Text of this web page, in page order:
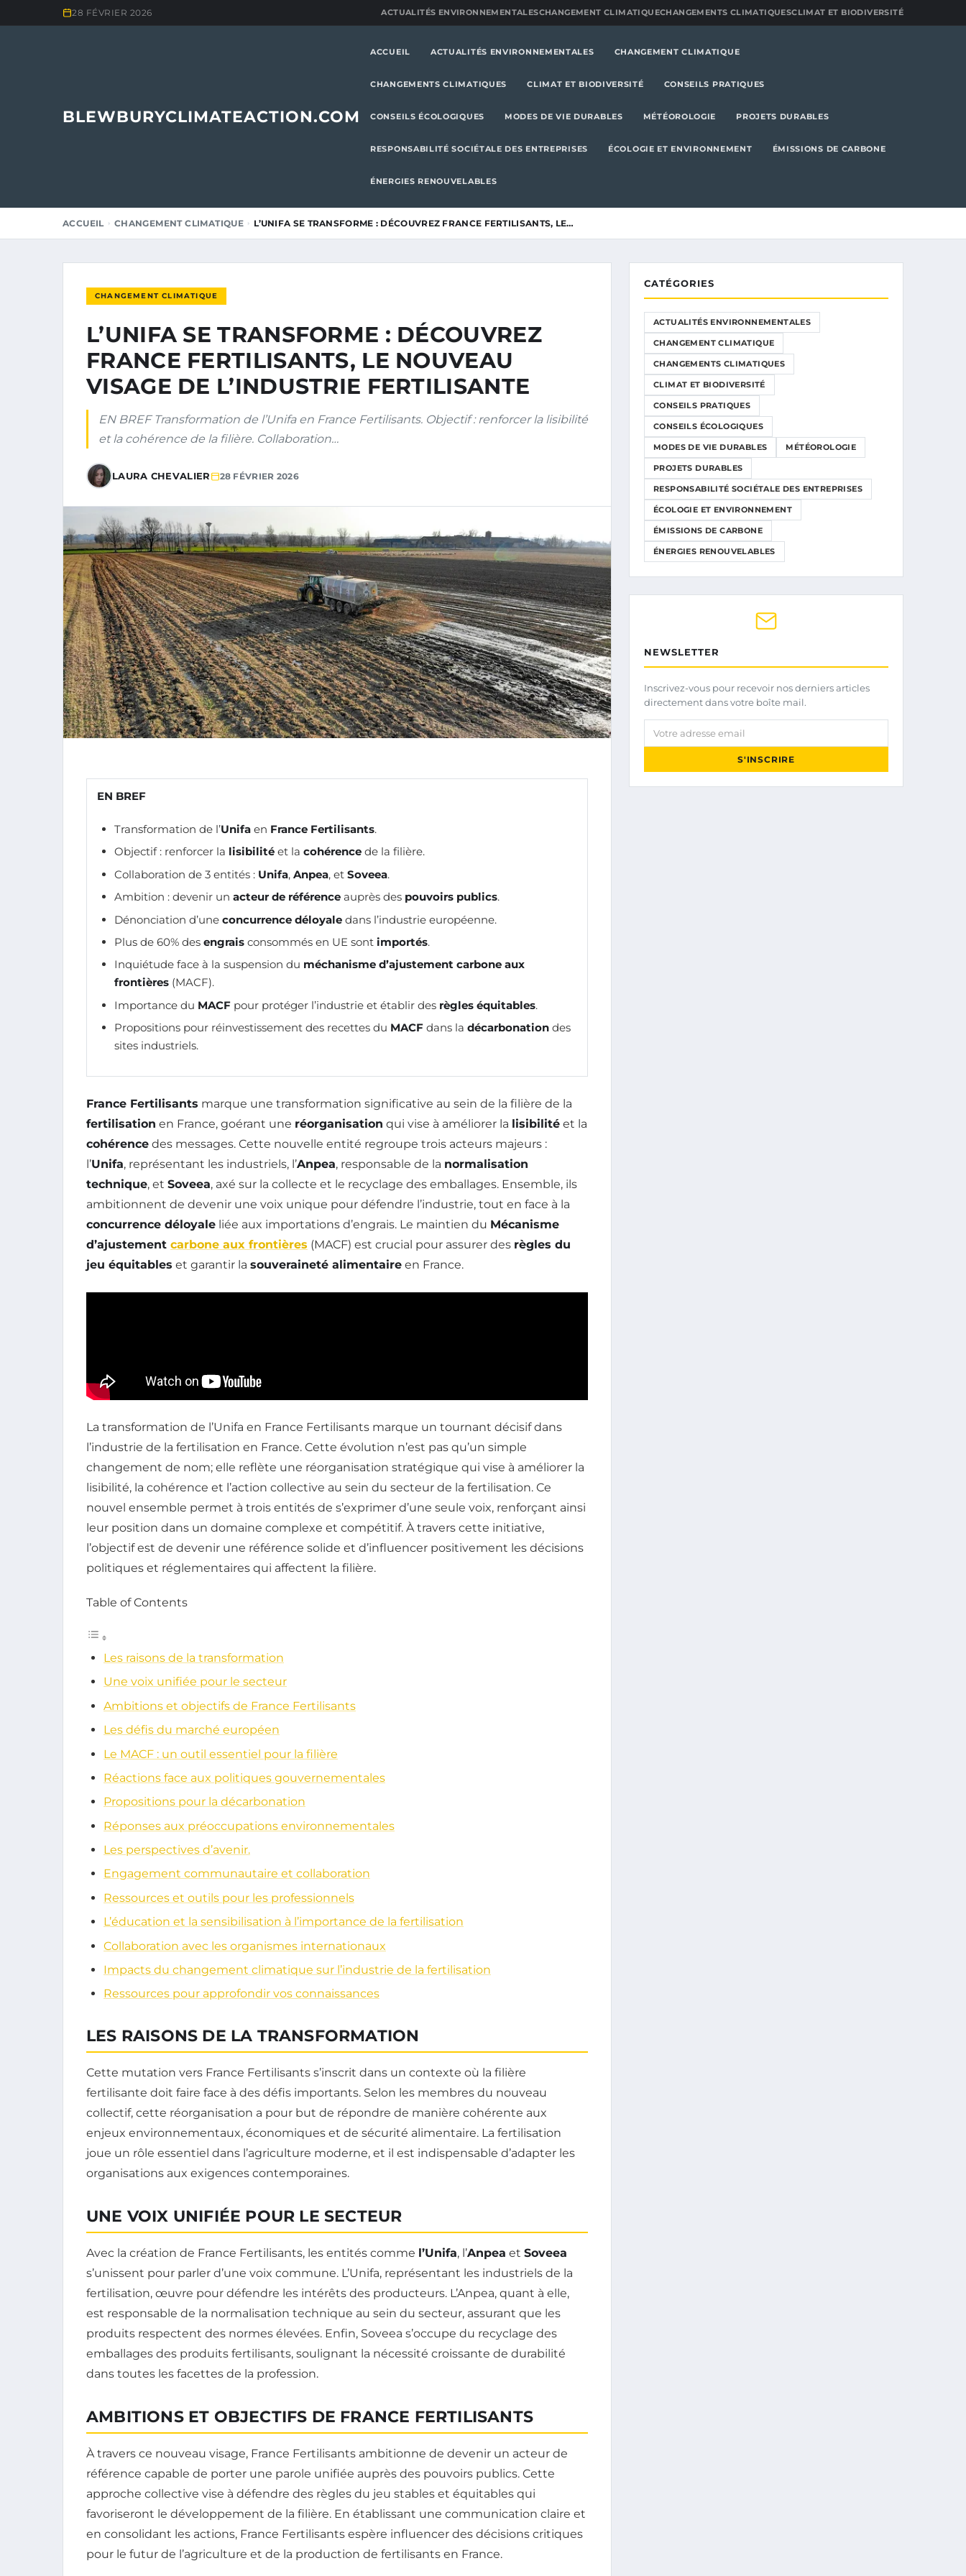
28 FÉVRIER 2026 ACTUALITÉS ENVIRONNEMENTALESCHANGEMENT CLIMATIQUECHANGEMENTS CLIMATIQUESCLIMAT ET BIODIVERSITÉ
BLEWBURYCLIMATEACTION.COM
ACCUEIL ACTUALITÉS ENVIRONNEMENTALES CHANGEMENT CLIMATIQUE
CHANGEMENTS CLIMATIQUES CLIMAT ET BIODIVERSITÉ CONSEILS PRATIQUES
CONSEILS ÉCOLOGIQUES MODES DE VIE DURABLES MÉTÉOROLOGIE PROJETS DURABLES
RESPONSABILITÉ SOCIÉTALE DES ENTREPRISES ÉCOLOGIE ET ENVIRONNEMENT ÉMISSIONS DE CARBONE
ÉNERGIES RENOUVELABLES
ACCUEIL CHANGEMENT CLIMATIQUE L’UNIFA SE TRANSFORME : DÉCOUVREZ FRANCE FERTILISANTS, LE…
CHANGEMENT CLIMATIQUE
L’UNIFA SE TRANSFORME : DÉCOUVREZ
FRANCE FERTILISANTS, LE NOUVEAU
VISAGE DE L’INDUSTRIE FERTILISANTE
EN BREF Transformation de l’Unifa en France Fertilisants. Objectif : renforcer la lisibilité
et la cohérence de la filière. Collaboration…
LAURA CHEVALIER 28 FÉVRIER 2026
EN BREF
Transformation de l’Unifa en France Fertilisants.
Objectif : renforcer la lisibilité et la cohérence de la filière.
Collaboration de 3 entités : Unifa, Anpea, et Soveea.
Ambition : devenir un acteur de référence auprès des pouvoirs publics.
Dénonciation d’une concurrence déloyale dans l’industrie européenne.
Plus de 60% des engrais consommés en UE sont importés.
Inquiétude face à la suspension du méchanisme d’ajustement carbone aux
frontières (MACF).
Importance du MACF pour protéger l’industrie et établir des règles équitables.
Propositions pour réinvestissement des recettes du MACF dans la décarbonation des
sites industriels.
France Fertilisants marque une transformation significative au sein de la filière de la
fertilisation en France, goérant une réorganisation qui vise à améliorer la lisibilité et la
cohérence des messages. Cette nouvelle entité regroupe trois acteurs majeurs :
l’Unifa, représentant les industriels, l’Anpea, responsable de la normalisation
technique, et Soveea, axé sur la collecte et le recyclage des emballages. Ensemble, ils
ambitionnent de devenir une voix unique pour défendre l’industrie, tout en face à la
concurrence déloyale liée aux importations d’engrais. Le maintien du Mécanisme
d’ajustement carbone aux frontières (MACF) est crucial pour assurer des règles du
jeu équitables et garantir la souveraineté alimentaire en France.
La transformation de l’Unifa en France Fertilisants marque un tournant décisif dans
l’industrie de la fertilisation en France. Cette évolution n’est pas qu’un simple
changement de nom; elle reflète une réorganisation stratégique qui vise à améliorer la
lisibilité, la cohérence et l’action collective au sein du secteur de la fertilisation. Ce
nouvel ensemble permet à trois entités de s’exprimer d’une seule voix, renforçant ainsi
leur position dans un domaine complexe et compétitif. À travers cette initiative,
l’objectif est de devenir une référence solide et d’influencer positivement les décisions
politiques et réglementaires qui affectent la filière.
Table of Contents
Les raisons de la transformation
Une voix unifiée pour le secteur
Ambitions et objectifs de France Fertilisants
Les défis du marché européen
Le MACF : un outil essentiel pour la filière
Réactions face aux politiques gouvernementales
Propositions pour la décarbonation
Réponses aux préoccupations environnementales
Les perspectives d’avenir.
Engagement communautaire et collaboration
Ressources et outils pour les professionnels
L’éducation et la sensibilisation à l’importance de la fertilisation
Collaboration avec les organismes internationaux
Impacts du changement climatique sur l’industrie de la fertilisation
Ressources pour approfondir vos connaissances
LES RAISONS DE LA TRANSFORMATION
Cette mutation vers France Fertilisants s’inscrit dans un contexte où la filière
fertilisante doit faire face à des défis importants. Selon les membres du nouveau
collectif, cette réorganisation a pour but de répondre de manière cohérente aux
enjeux environnementaux, économiques et de sécurité alimentaire. La fertilisation
joue un rôle essentiel dans l’agriculture moderne, et il est indispensable d’adapter les
organisations aux exigences contemporaines.
UNE VOIX UNIFIÉE POUR LE SECTEUR
Avec la création de France Fertilisants, les entités comme l’Unifa, l’Anpea et Soveea
s’unissent pour parler d’une voix commune. L’Unifa, représentant les industriels de la
fertilisation, œuvre pour défendre les intérêts des producteurs. L’Anpea, quant à elle,
est responsable de la normalisation technique au sein du secteur, assurant que les
produits respectent des normes élevées. Enfin, Soveea s’occupe du recyclage des
emballages des produits fertilisants, soulignant la nécessité croissante de durabilité
dans toutes les facettes de la profession.
AMBITIONS ET OBJECTIFS DE FRANCE FERTILISANTS
À travers ce nouveau visage, France Fertilisants ambitionne de devenir un acteur de
référence capable de porter une parole unifiée auprès des pouvoirs publics. Cette
approche collective vise à défendre des règles du jeu stables et équitables qui
favoriseront le développement de la filière. En établissant une communication claire et
en consolidant les actions, France Fertilisants espère influencer des décisions critiques
pour le futur de l’agriculture et de la production de fertilisants en France.
CATÉGORIES
ACTUALITÉS ENVIRONNEMENTALES
CHANGEMENT CLIMATIQUE
CHANGEMENTS CLIMATIQUES
CLIMAT ET BIODIVERSITÉ
CONSEILS PRATIQUES
CONSEILS ÉCOLOGIQUES
MODES DE VIE DURABLES MÉTÉOROLOGIE
PROJETS DURABLES
RESPONSABILITÉ SOCIÉTALE DES ENTREPRISES
ÉCOLOGIE ET ENVIRONNEMENT
ÉMISSIONS DE CARBONE
ÉNERGIES RENOUVELABLES
NEWSLETTER
Inscrivez-vous pour recevoir nos derniers articles
directement dans votre boîte mail.
Votre adresse email
S'INSCRIRE